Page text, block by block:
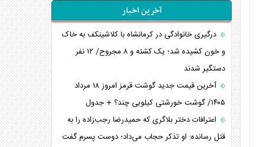
آخرین اخبار
درگیری خانوادگی در کرمانشاه با کلاشینکف به خاک
و خون کشیده شد؛ یک کشته و ۸ مجروح/ ۱۲ نفر
دستگیر شدند
آخرین قیمت جدید گوشت قرمز امروز ۱۸ مرداد
۱۴۰۵/ گوشت خورشتی کیلویی چند؟ + جدول
اعترافات دختر بلاگری که حمیدرضا رجب‌زاده را به
قتل رسانده: او تذکر حجاب می‌داد؛ دوست پسرم گفت